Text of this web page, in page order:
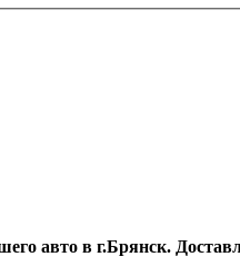
авто в г.Брянск.